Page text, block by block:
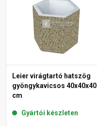
Leier virágtartó hatszög
gyöngykavicsos 40x40x40
cm
Gyártói készleten